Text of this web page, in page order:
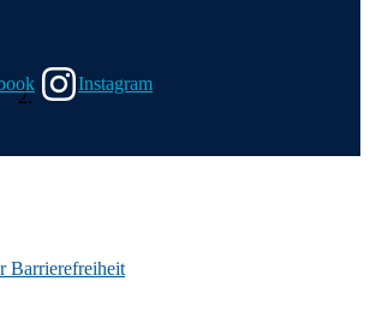
Instagram
Barrierefreiheit